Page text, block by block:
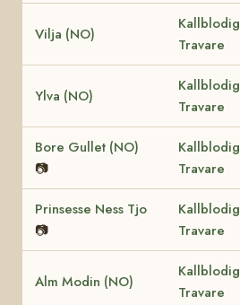
Vilja (NO)
Kallblodig
Travare
Ylva (NO)
Kallblodig
Travare
Bore Gullet (NO)
📷
Kallblodig
Travare
Prinsesse Ness Tjo
📷
Kallblodig
Travare
Alm Modin (NO)
Kallblodig
Travare